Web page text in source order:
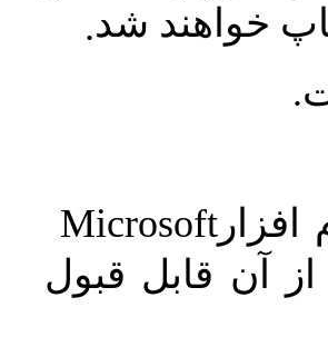
خواهند شد.
Microsoft
آن قابل قبول